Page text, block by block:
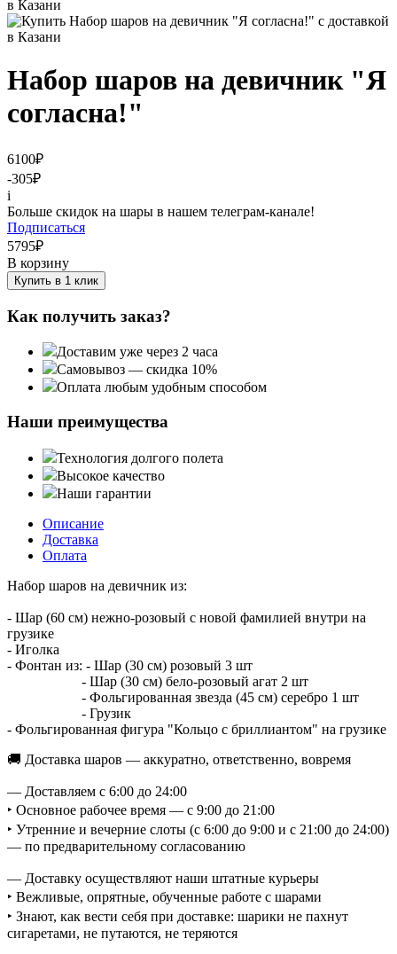
Набор шаров на девичник "Я
согласна!"
6100₽
-305₽
i
Больше скидок на шары в нашем телеграм-канале!
Подписаться
5795₽
В корзину
Купить в 1 клик
Как получить заказ?
Доставим уже через 2 часа
Самовывоз — скидка 10%
Оплата любым удобным способом
Наши преимущества
Технология долгого полета
Высокое качество
Наши гарантии
Описание
Доставка
Оплата
Набор шаров на девичник из:
- Шар (60 см) нежно-розовый с новой фамилией внутри на
грузике
- Иголка
- Фонтан из: - Шар (30 см) розовый 3 шт
- Шар (30 см) бело-розовый агат 2 шт
- Фольгированная звезда (45 см) серебро 1 шт
- Грузик
- Фольгированная фигура "Кольцо с бриллиантом" на грузике
🚚 Доставка шаров — аккуратно, ответственно, вовремя
— Доставляем с 6:00 до 24:00
‣ Основное рабочее время — с 9:00 до 21:00
‣ Утренние и вечерние слоты (с 6:00 до 9:00 и с 21:00 до 24:00)
— по предварительному согласованию
— Доставку осуществляют наши штатные курьеры
‣ Вежливые, опрятные, обученные работе с шарами
‣ Знают, как вести себя при доставке: шарики не пахнут
сигаретами, не путаются, не теряются